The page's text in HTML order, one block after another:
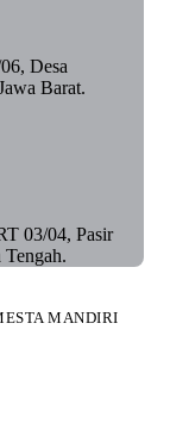
Desa
Barat.
03/04, Pasir
MANDIRI